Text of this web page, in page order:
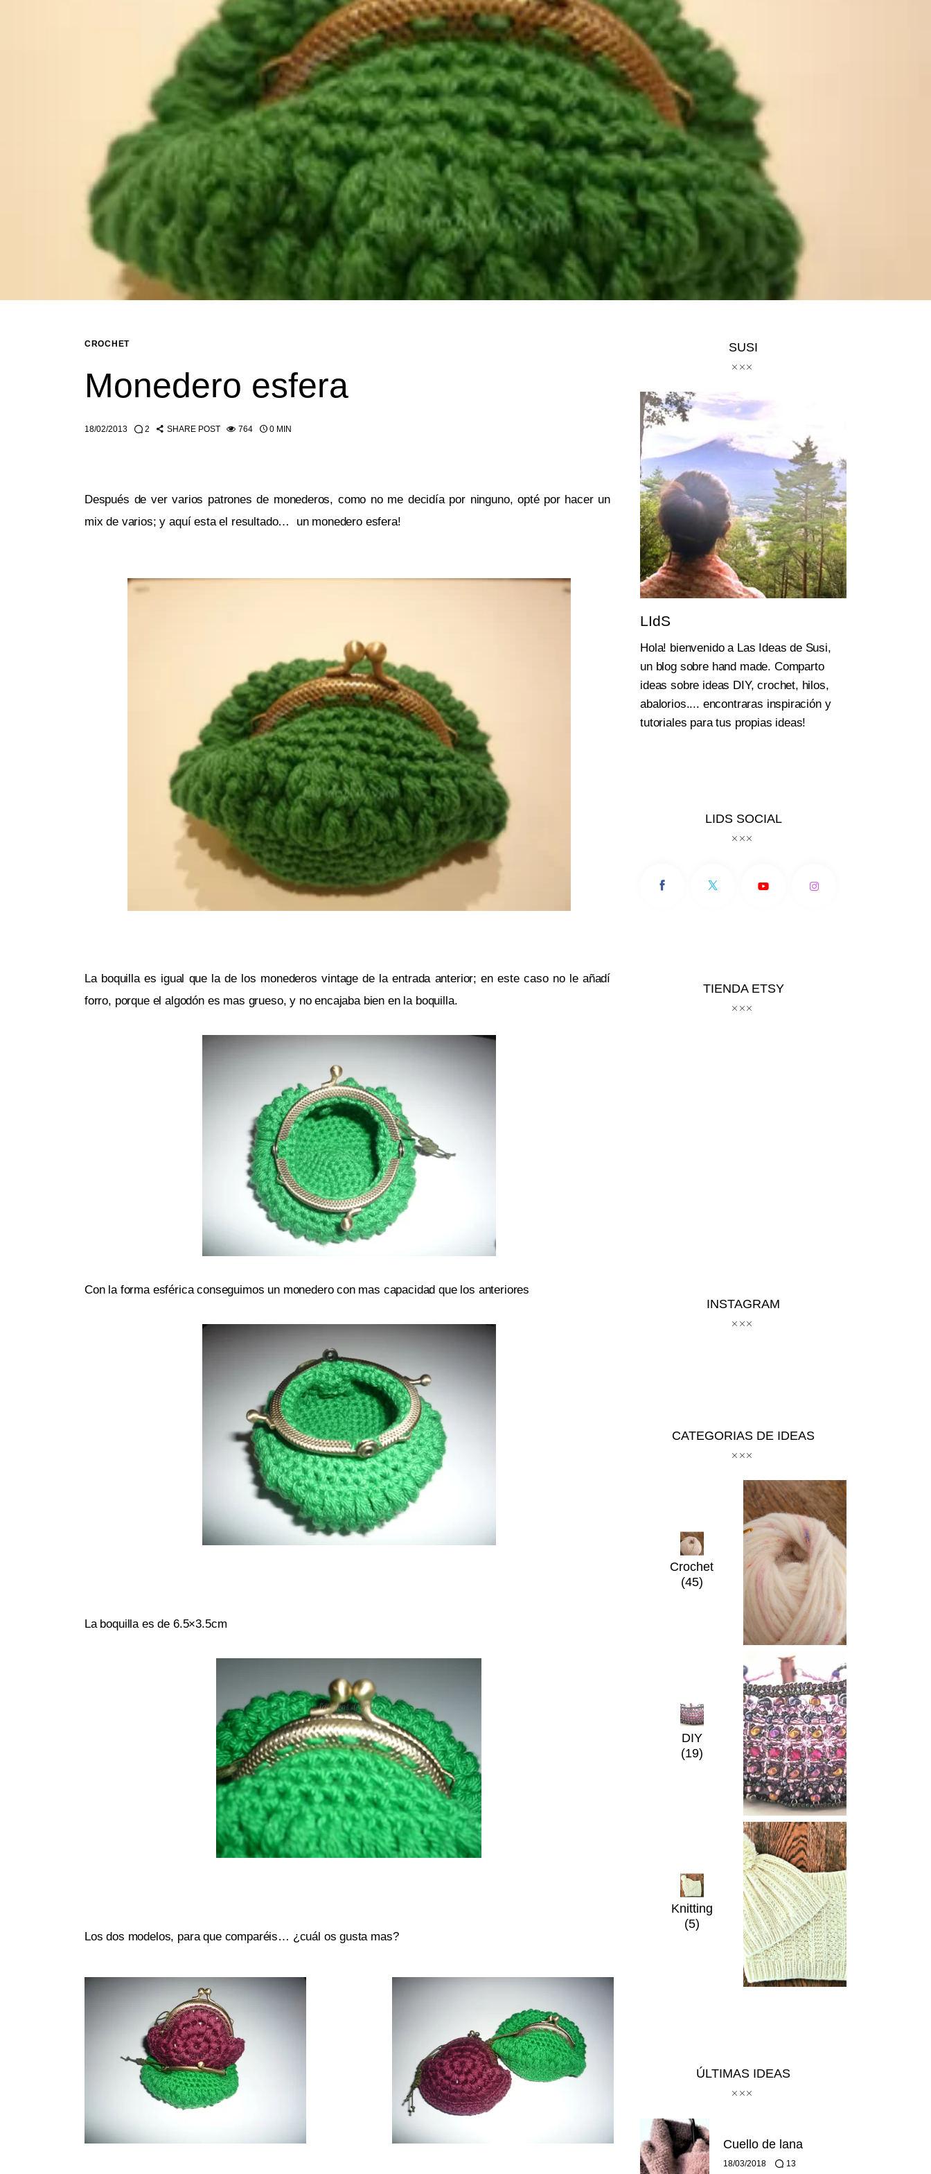
CROCHET
Monedero esfera
18/02/2013 2 SHARE POST 764 0 MIN
Después de ver varios patrones de monederos, como no me decidía por ninguno, opté por hacer un
mix de varios; y aquí esta el resultado…  un monedero esfera!
La boquilla es igual que la de los monederos vintage de la entrada anterior; en este caso no le añadí
forro, porque el algodón es mas grueso, y no encajaba bien en la boquilla.
Con la forma esférica conseguimos un monedero con mas capacidad que los anteriores
La boquilla es de 6.5×3.5cm
Los dos modelos, para que comparéis… ¿cuál os gusta mas?
SUSI
LIdS
Hola! bienvenido a Las Ideas de Susi,
un blog sobre hand made. Comparto
ideas sobre ideas DIY, crochet, hilos,
abalorios.... encontraras inspiración y
tutoriales para tus propias ideas!
LIDS SOCIAL
TIENDA ETSY
INSTAGRAM
CATEGORIAS DE IDEAS
Crochet
(45)
DIY
(19)
Knitting
(5)
ÚLTIMAS IDEAS
Cuello de lana
18/03/2018 13